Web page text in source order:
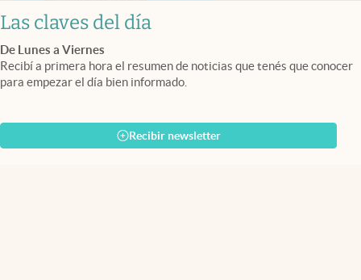
Las claves del día
De Lunes a Viernes
Recibí a primera hora el resumen de noticias que tenés que conocer
para empezar el día bien informado.
Recibir newsletter